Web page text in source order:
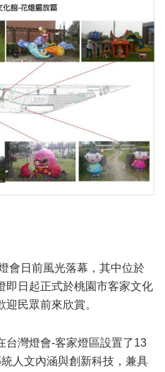
會日前風光落幕，其中位於
即日起正式於桃園市客家文化
迎民眾前來欣賞。
台灣燈會-客家燈區設置了13
人文內涵與創新科技，兼具